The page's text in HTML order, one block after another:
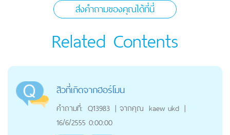
ส่งคำถามของคุณได้ที่นี่
Related Contents
สิวที่เกิดจากฮอร์โมน
คำถามที่: Q13983 | จากคุณ kaew ukd |
16/6/2555 0:00:00